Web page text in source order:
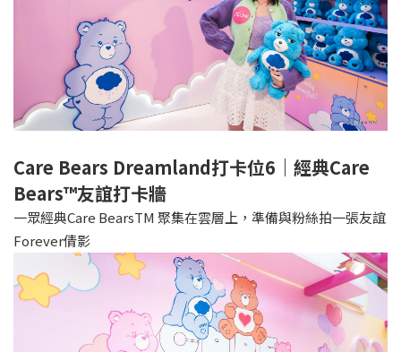
Care Bears Dreamland打卡位6｜經典Care
Bears™️友誼打卡牆
一眾經典Care BearsTM 聚集在雲層上，準備與粉絲拍一張友誼
Forever倩影